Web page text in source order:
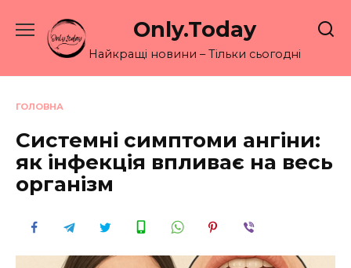
до
Only.Today
Найкращі новини – Тільки сьогодні
ГОЛОВНА
Системні симптоми ангіни:
як інфекція впливає на весь
організм